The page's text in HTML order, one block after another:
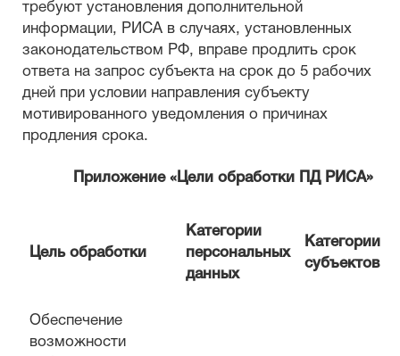
требуют установления дополнительной
информации, РИСА в случаях, установленных
законодательством РФ, вправе продлить срок
ответа на запрос субъекта на срок до 5 рабочих
дней при условии направления субъекту
мотивированного уведомления о причинах
продления срока.
Приложение «Цели обработки ПД РИСА»
Цель обработки
Категории
персональных
данных
Категории
субъектов
Обеспечение
возможности